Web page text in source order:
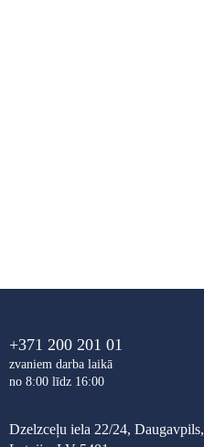
+371 200 201 01
zvaniem darba laikā
no 8:00 līdz 16:00
Dzelzceļu iela 22/24, Daugavpils,